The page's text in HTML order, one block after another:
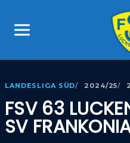
LANDESLIGA SÜD 2024/25
FSV 63
SV